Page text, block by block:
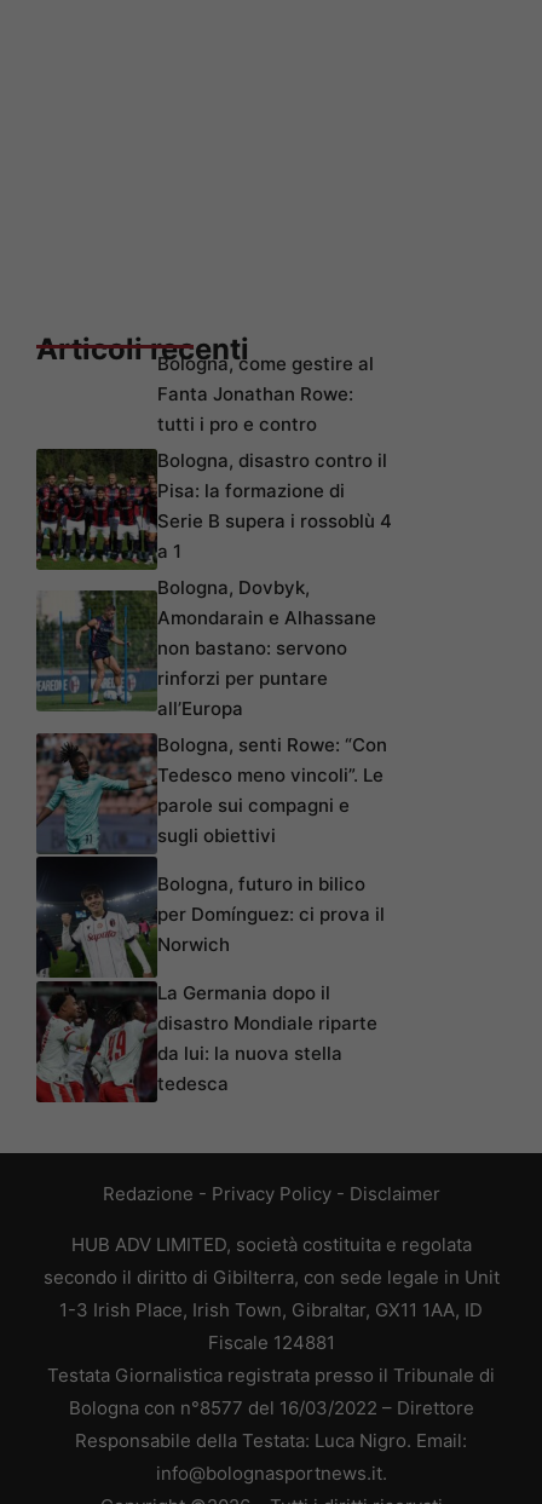
Articoli recentiBologna, come gestire al
Fanta Jonathan Rowe:
tutti i pro e contro
Bologna, disastro contro il
Pisa: la formazione di
Serie B supera i rossoblù 4
a 1
Bologna, Dovbyk,
Amondarain e Alhassane
non bastano: servono
rinforzi per puntare
all’Europa
Bologna, senti Rowe: “Con
Tedesco meno vincoli”. Le
parole sui compagni e
sugli obiettivi
Bologna, futuro in bilico
per Domínguez: ci prova il
Norwich
La Germania dopo il
disastro Mondiale riparte
da lui: la nuova stella
tedesca
Redazione - Privacy Policy- Disclaimer
HUB ADV LIMITED, società costituita e regolata
secondo il diritto di Gibilterra, con sede legale in Unit
1-3 Irish Place, Irish Town, Gibraltar, GX11 1AA, ID
Fiscale 124881
Testata Giornalistica registrata presso il Tribunale di
Bologna con n°8577 del 16/03/2022 – Direttore
Responsabile della Testata: Luca Nigro. Email:
info@bolognasportnews.it.